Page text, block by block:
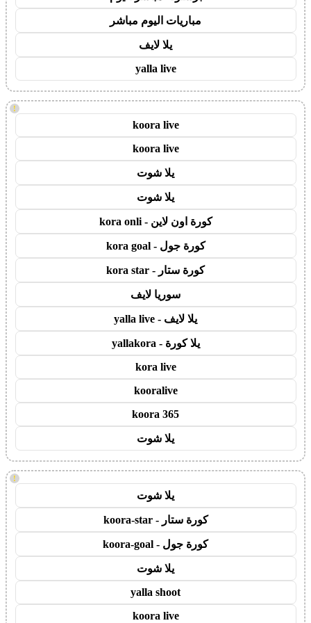
مباريات اليوم مباشر
يلا لايف
yalla live
!
koora live
koora live
يلا شوت
يلا شوت
كورة اون لاين - kora onli
كورة جول - kora goal
كورة ستار - kora star
سوريا لايف
يلا لايف - yalla live
يلا كورة - yallakora
kora live
kooralive
koora 365
يلا شوت
!
يلا شوت
كورة ستار - koora-star
كورة جول - koora-goal
يلا شوت
yalla shoot
koora live